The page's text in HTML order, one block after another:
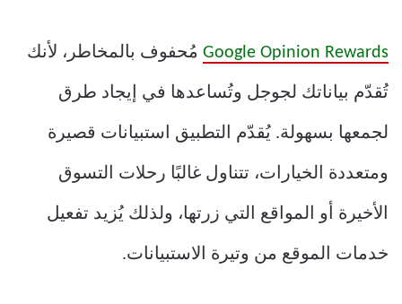
Google Opinion Rewards مُحفوف بالمخاطر، لأنك
تُقدّم بياناتك لجوجل وتُساعدها في إيجاد طرق
لجمعها بسهولة. يُقدّم التطبيق استبيانات قصيرة
ومتعددة الخيارات، تتناول غالبًا رحلات التسوق
الأخيرة أو المواقع التي زرتها، ولذلك يُزيد تفعيل
خدمات الموقع من وتيرة الاستبيانات.